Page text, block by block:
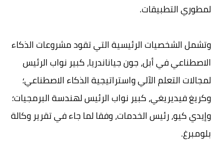
لمطوري التطبيقات.
وتشمل الشخصيات الرئيسية التي تقود مشروعات الذكاء
الاصطناعي في أبل، جون جياناندريا، كبير نواب الرئيس
لمجالات التعلم الآلي واستراتيجية الذكاء الاصطناعي؛
وكريغ فيديريغي، كبير نواب الرئيس لهندسة البرمجيات؛
وإيدي كيو، رئيس الخدمات، وفقا لما جاء في تقرير وكالة
بلومبرغ.